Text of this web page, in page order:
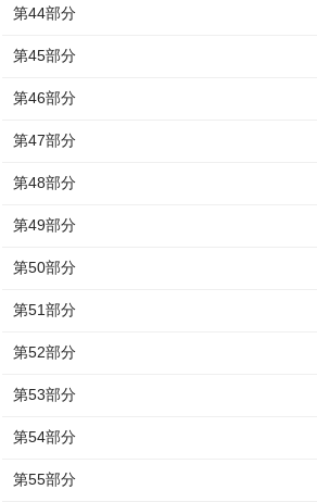
第44部分
第45部分
第46部分
第47部分
第48部分
第49部分
第50部分
第51部分
第52部分
第53部分
第54部分
第55部分